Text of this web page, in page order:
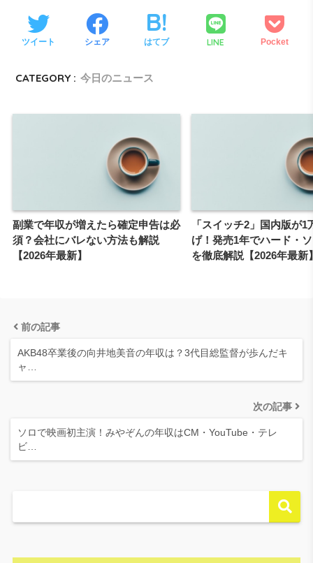
ツイート シェア はてブ LINE Pocket
CATEGORY : 今日のニュース
副業で年収が増えたら確定申告は必
須？会社にバレない方法も解説
【2026年最新】
「スイッチ2」国内版が1
げ！発売1年でハード・
を徹底解説【2026年最新
前の記事
AKB48卒業後の向井地美音の年収は？3代目総監督が歩んだキ
ャ…
次の記事
ソロで映画初主演！みやぞんの年収はCM・YouTube・テレ
ビ…